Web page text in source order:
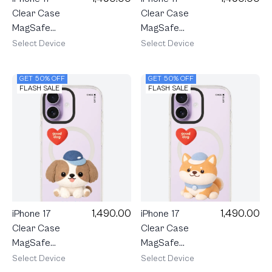
Clear Case
MagSafe
Shield Join
Heartful
Tuxedo Cat
Select Device
Clear Case
MagSafe
Shield Join
Heartful
Tabby Cat
Select Device
GET 50% OFF
FLASH SALE
iPhone 17
Clear Case
MagSafe
Shield Join
1,490.00
Select Device
GET 50% OFF
FLASH SALE
iPhone 17
Clear Case
MagSafe
Shield Join
1,490.00
Select Device